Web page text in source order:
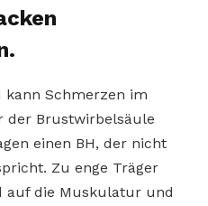
kann Schmerzen im
der Brustwirbelsäule
einen BH, der nicht
Zu enge Träger
auf die Muskulatur und